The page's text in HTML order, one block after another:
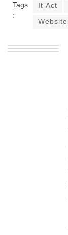
Tags
:
It Act
Website